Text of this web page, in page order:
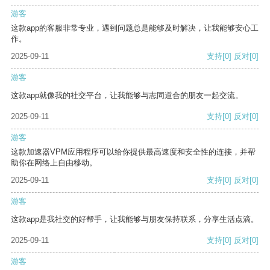
游客
这款app的客服非常专业，遇到问题总是能够及时解决，让我能够安心工
作。
2025-09-11
支持[0] 反对[0]
游客
这款app就像我的社交平台，让我能够与志同道合的朋友一起交流。
2025-09-11 支持[0] 反对[0]
游客
这款加速器VPM应用程序可以给你提供最高速度和安全性的连接，并帮
助你在网络上自由移动。
2025-09-11
支持[0] 反对[0]
游客
这款app是我社交的好帮手，让我能够与朋友保持联系，分享生活点滴。
2025-09-11 支持[0] 反对[0]
游客